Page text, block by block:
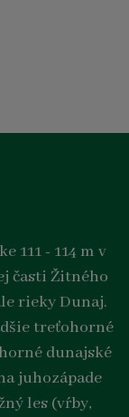
111 - 114 m v
časti Žitného
rieky Dunaj.
treťohorné
dunajské
juhozápade
les (vŕby,